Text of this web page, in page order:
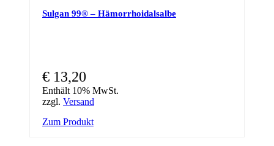
Sulgan 99® – Hämorrhoidalsalbe
€ 13,20
Enthält 10% MwSt.
zzgl. Versand
Zum Produkt